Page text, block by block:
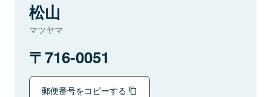
松山
マツヤマ
716-0051
郵便番号をコピーする